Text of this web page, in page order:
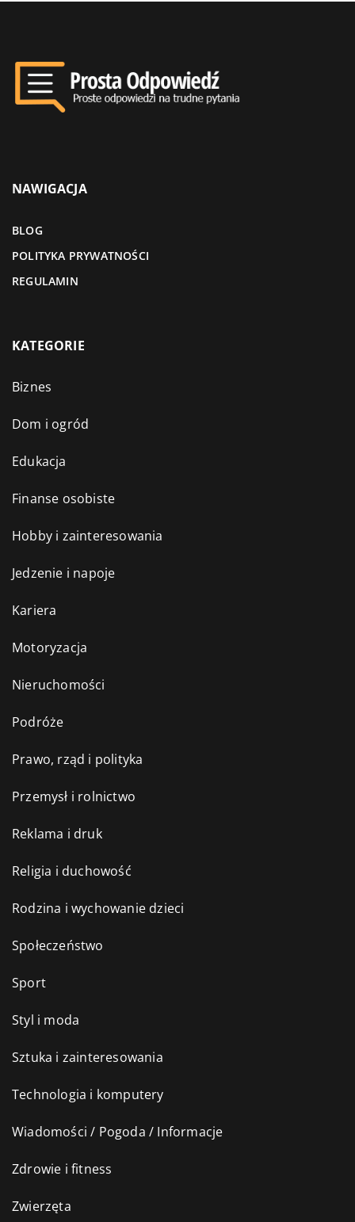
NAWIGACJA
BLOG
POLITYKA PRYWATNOŚCI
REGULAMIN
KATEGORIE
Biznes
Dom i ogród
Edukacja
Finanse osobiste
Hobby i zainteresowania
Jedzenie i napoje
Kariera
Motoryzacja
Nieruchomości
Podróże
Prawo, rząd i polityka
Przemysł i rolnictwo
Reklama i druk
Religia i duchowość
Rodzina i wychowanie dzieci
Społeczeństwo
Sport
Styl i moda
Sztuka i zainteresowania
Technologia i komputery
Wiadomości / Pogoda / Informacje
Zdrowie i fitness
Zwierzęta